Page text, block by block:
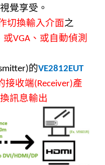
覺享受。
切換輸入介面之
或VGA 、或自動偵測
的VE2812EUT
接收端(Receiver)產
訊息輸出